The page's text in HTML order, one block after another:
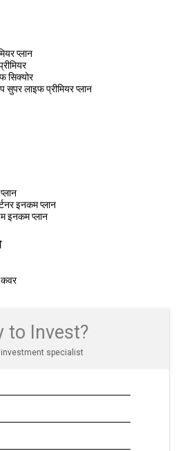
प्लान
सिक्योर
लाइफ प्रीमियर प्लान
इनकम प्लान
इनकम प्लान
कवर
to Invest?
investment specialist